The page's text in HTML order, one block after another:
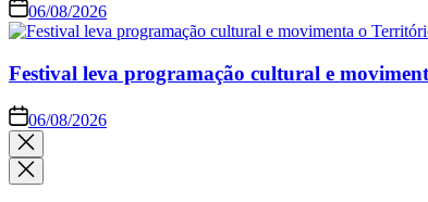
06/08/2026
Festival leva programação cultural e
06/08/2026
Close
search